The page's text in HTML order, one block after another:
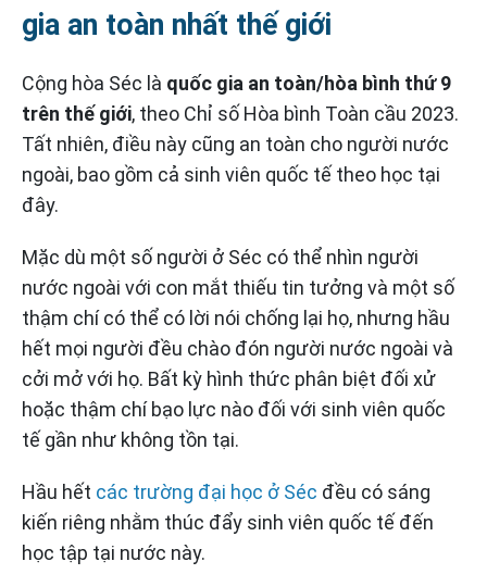
gia an toàn nhất thế giới
Cộng hòa Séc là quốc gia an toàn/hòa bình thứ 9
trên thế giới, theo Chỉ số Hòa bình Toàn cầu 2023.
Tất nhiên, điều này cũng an toàn cho người nước
ngoài, bao gồm cả sinh viên quốc tế theo học tại
đây.
Mặc dù một số người ở Séc có thể nhìn người
nước ngoài với con mắt thiếu tin tưởng và một số
thậm chí có thể có lời nói chống lại họ, nhưng hầu
hết mọi người đều chào đón người nước ngoài và
cởi mở với họ. Bất kỳ hình thức phân biệt đối xử
hoặc thậm chí bạo lực nào đối với sinh viên quốc
tế gần như không tồn tại.
Hầu hết các trường đại học ở Séc đều có sáng
kiến ​​riêng nhằm thúc đẩy sinh viên quốc tế đến
học tập tại nước này.